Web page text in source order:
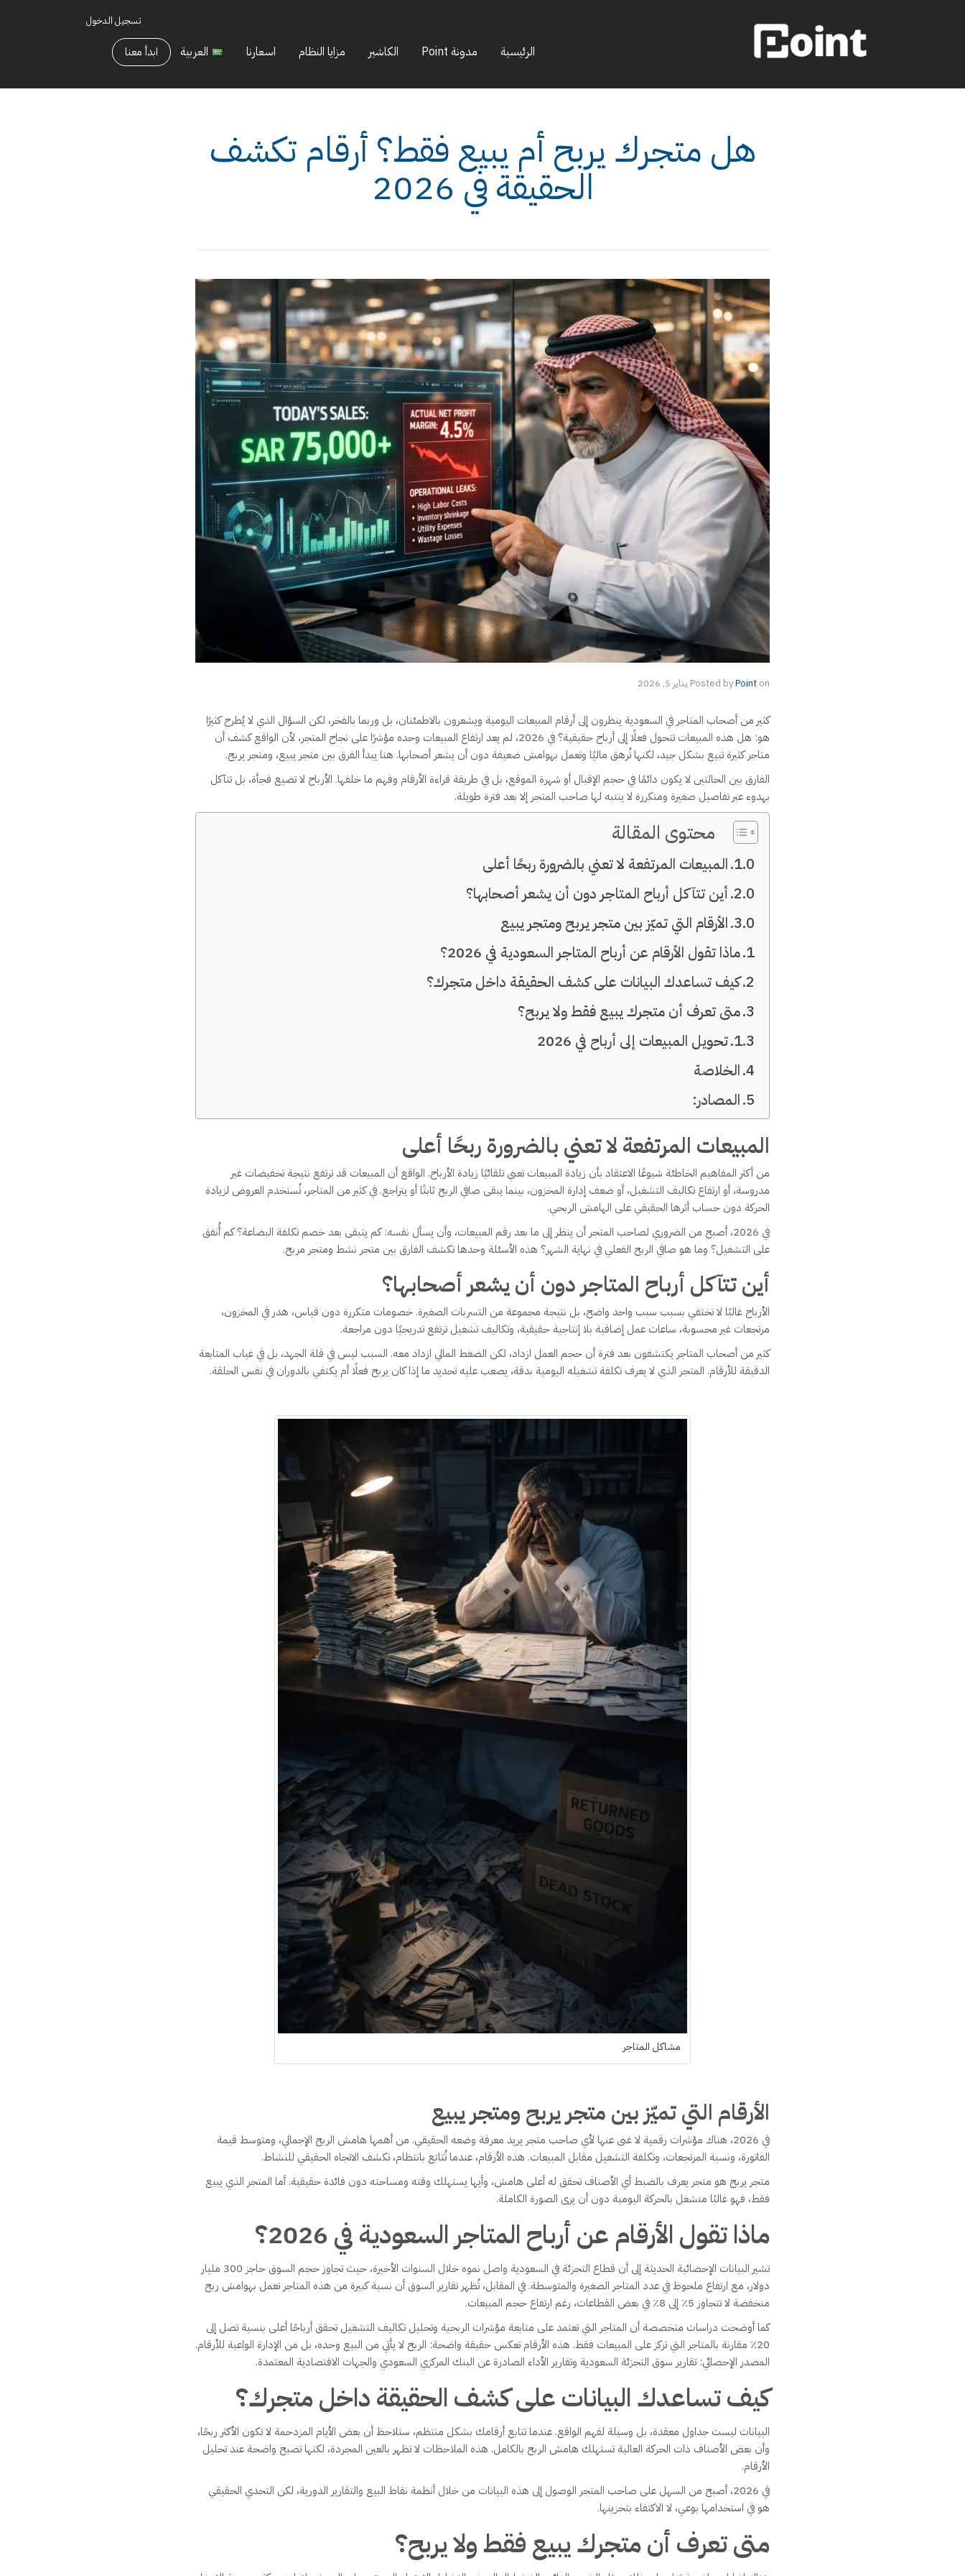
تسجيل الدخول
الرئيسية مدونة Point الكاشير مزايا النظام اسعارنا العربية ابدأ معنا
هل متجرك يربح أم يبيع فقط؟ أرقام تكشف
الحقيقة في 2026
Posted byPoint on يناير 5, 2026
كثير من أصحاب المتاجر في السعودية ينظرون إلى أرقام المبيعات اليومية ويشعرون بالاطمئنان، بل وربما بالفخر، لكن السؤال الذي لا يُطرح كثيرًا
هو: هل هذه المبيعات تتحول فعلًا إلى أرباح حقيقية؟ في 2026، لم يعد ارتفاع المبيعات وحده مؤشرًا على نجاح المتجر، لأن الواقع كشف أن
متاجر كثيرة تبيع بشكل جيد، لكنها تُرهق ماليًا وتعمل بهوامش ضعيفة دون أن يشعر أصحابها. هنا يبدأ الفرق بين متجر يبيع، ومتجر يربح.
الفارق بين الحالتين لا يكون دائمًا في حجم الإقبال أو شهرة الموقع، بل في طريقة قراءة الأرقام وفهم ما خلفها. الأرباح لا تضيع فجأة، بل تتآكل
بهدوء عبر تفاصيل صغيرة ومتكررة لا ينتبه لها صاحب المتجر إلا بعد فترة طويلة.
محتوى المقالة
المبيعات المرتفعة لا تعني بالضرورة ربحًا أعلى
أين تتآكل أرباح المتاجر دون أن يشعر أصحابها؟
الأرقام التي تميّز بين متجر يربح ومتجر يبيع
ماذا تقول الأرقام عن أرباح المتاجر السعودية في 2026؟
كيف تساعدك البيانات على كشف الحقيقة داخل متجرك؟
متى تعرف أن متجرك يبيع فقط ولا يربح؟
تحويل المبيعات إلى أرباح في 2026
الخلاصة
المصادر:
المبيعات المرتفعة لا تعني بالضرورة ربحًا أعلى
من أكثر المفاهيم الخاطئة شيوعًا الاعتقاد بأن زيادة المبيعات تعني تلقائيًا زيادة الأرباح. الواقع أن المبيعات قد ترتفع نتيجة تخفيضات غير
مدروسة، أو ارتفاع تكاليف التشغيل، أو ضعف إدارة المخزون، بينما يبقى صافي الربح ثابتًا أو يتراجع. في كثير من المتاجر، تُستخدم العروض لزيادة
الحركة دون حساب أثرها الحقيقي على الهامش الربحي.
في 2026، أصبح من الضروري لصاحب المتجر أن ينظر إلى ما بعد رقم المبيعات، وأن يسأل نفسه: كم يتبقى بعد خصم تكلفة البضاعة؟ كم أُنفق
على التشغيل؟ وما هو صافي الربح الفعلي في نهاية الشهر؟ هذه الأسئلة وحدها تكشف الفارق بين متجر نشط ومتجر مربح.
أين تتآكل أرباح المتاجر دون أن يشعر أصحابها؟
الأرباح غالبًا لا تختفي بسبب سبب واحد واضح، بل نتيجة مجموعة من التسربات الصغيرة. خصومات متكررة دون قياس، هدر في المخزون،
مرتجعات غير محسوبة، ساعات عمل إضافية بلا إنتاجية حقيقية، وتكاليف تشغيل ترتفع تدريجيًا دون مراجعة.
كثير من أصحاب المتاجر يكتشفون بعد فترة أن حجم العمل ازداد، لكن الضغط المالي ازداد معه. السبب ليس في قلة الجهد، بل في غياب المتابعة
الدقيقة للأرقام. المتجر الذي لا يعرف تكلفة تشغيله اليومية بدقة، يصعب عليه تحديد ما إذا كان يربح فعلًا أم يكتفي بالدوران في نفس الحلقة.
مشاكل المتاجر
الأرقام التي تميّز بين متجر يربح ومتجر يبيع
في 2026، هناك مؤشرات رقمية لا غنى عنها لأي صاحب متجر يريد معرفة وضعه الحقيقي. من أهمها هامش الربح الإجمالي، ومتوسط قيمة
الفاتورة، ونسبة المرتجعات، وتكلفة التشغيل مقابل المبيعات. هذه الأرقام، عندما تُتابَع بانتظام، تكشف الاتجاه الحقيقي للنشاط.
متجر يربح هو متجر يعرف بالضبط أي الأصناف تحقق له أعلى هامش، وأيها يستهلك وقته ومساحته دون فائدة حقيقية. أما المتجر الذي يبيع
فقط، فهو غالبًا منشغل بالحركة اليومية دون أن يرى الصورة الكاملة.
ماذا تقول الأرقام عن أرباح المتاجر السعودية في 2026؟
تشير البيانات الإحصائية الحديثة إلى أن قطاع التجزئة في السعودية واصل نموه خلال السنوات الأخيرة، حيث تجاوز حجم السوق حاجز 300 مليار
دولار، مع ارتفاع ملحوظ في عدد المتاجر الصغيرة والمتوسطة. في المقابل، تُظهر تقارير السوق أن نسبة كبيرة من هذه المتاجر تعمل بهوامش ربح
منخفضة لا تتجاوز 5٪ إلى 8٪ في بعض القطاعات، رغم ارتفاع حجم المبيعات.
كما أوضحت دراسات متخصصة أن المتاجر التي تعتمد على متابعة مؤشرات الربحية وتحليل تكاليف التشغيل تحقق أرباحًا أعلى بنسبة تصل إلى
20٪ مقارنة بالمتاجر التي تركز على المبيعات فقط. هذه الأرقام تعكس حقيقة واضحة: الربح لا يأتي من البيع وحده، بل من الإدارة الواعية للأرقام.
المصدر الإحصائي: تقارير سوق التجزئة السعودية وتقارير الأداء الصادرة عن البنك المركزي السعودي والجهات الاقتصادية المعتمدة.
كيف تساعدك البيانات على كشف الحقيقة داخل متجرك؟
البيانات ليست جداول معقدة، بل وسيلة لفهم الواقع. عندما تتابع أرقامك بشكل منتظم، ستلاحظ أن بعض الأيام المزدحمة لا تكون الأكثر ربحًا،
وأن بعض الأصناف ذات الحركة العالية تستهلك هامش الربح بالكامل. هذه الملاحظات لا تظهر بالعين المجردة، لكنها تصبح واضحة عند تحليل
الأرقام.
في 2026، أصبح من السهل على صاحب المتجر الوصول إلى هذه البيانات من خلال أنظمة نقاط البيع والتقارير الدورية، لكن التحدي الحقيقي
هو في استخدامها بوعي، لا الاكتفاء بتخزينها.
متى تعرف أن متجرك يبيع فقط ولا يربح؟